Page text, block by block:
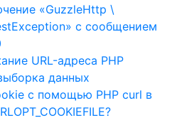
«GuzzleHttp \
с сообщением
URL-адреса PHP
данных
с помощью PHP curl в